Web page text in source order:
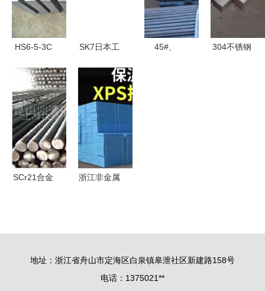
质金属材料
解决方案
材料经营部
南
HS6-5-3C
高硬度之选
与厂家批发
指南
SK7日本工
金属材料的
批发与定制
之选
45#、
304不锈钢
SCr21合金
浙江非金属
地址：浙江省舟山市定海区白泉镇皋泄社区新建路158号
电话：1375021**